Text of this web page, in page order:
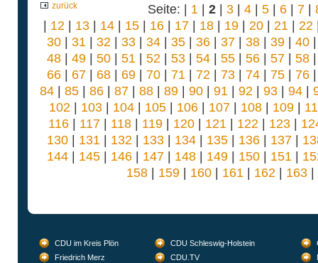
zurück Seite: | 1 | 2 | 3 | 4 | 5 | 6 | 7 |
| 12 | 13| 14| 15| 16| 17| 18| 19| 20| 21 | 22
30| 31 | 32 | 33| 34| 35| 36| 37| 38| 39| 40
48| 49| 50| 51 | 52 | 53| 54| 55| 56| 57| 58
66| 67| 68| 69| 70| 71 | 72 | 73| 74| 75| 76
84| 85| 86| 87| 88| 89| 90| 91 | 92 | 93| 94|
102 | 103 | 104 | 105 | 106 | 107 | 108 | 109 |
116| 117| 118| 119| 120| 121 | 122 | 123|
130| 131 | 132 | 133| 134| 135| 136| 137|
144| 145| 146| 147| 148| 149| 150| 151 |
158 | 159 | 160 | 161 | 162 | 163 |
CDU im Kreis Plön CDU Schleswig-Holstein
Friedrich Merz
CDU.TV